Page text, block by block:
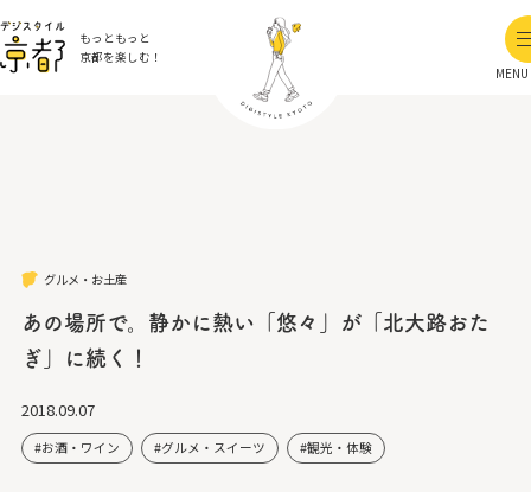
もっともっと
京都を楽しむ！
MENU
グルメ・お土産
あの場所で。静かに熱い「悠々」が「北大路おた
ぎ」に続く！
2018.09.07
お酒・ワイン グルメ・スイーツ 観光・体験